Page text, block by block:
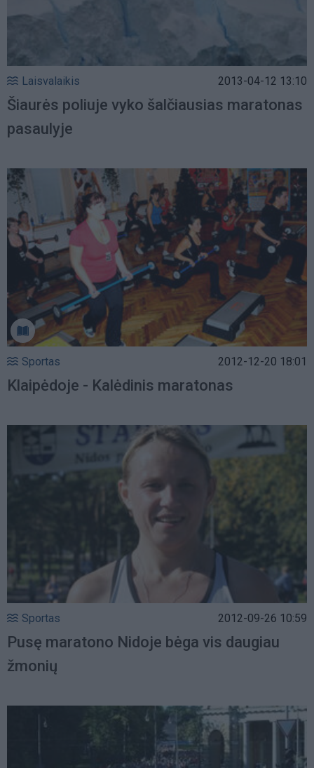
Laisvalaikis 2013-04-12 13:10
Šiaurės poliuje vyko šalčiausias maratonas
pasaulyje
Sportas 2012-12-20 18:01
Klaipėdoje - Kalėdinis maratonas
Sportas 2012-09-26 10:59
Pusę maratono Nidoje bėga vis daugiau
žmonių